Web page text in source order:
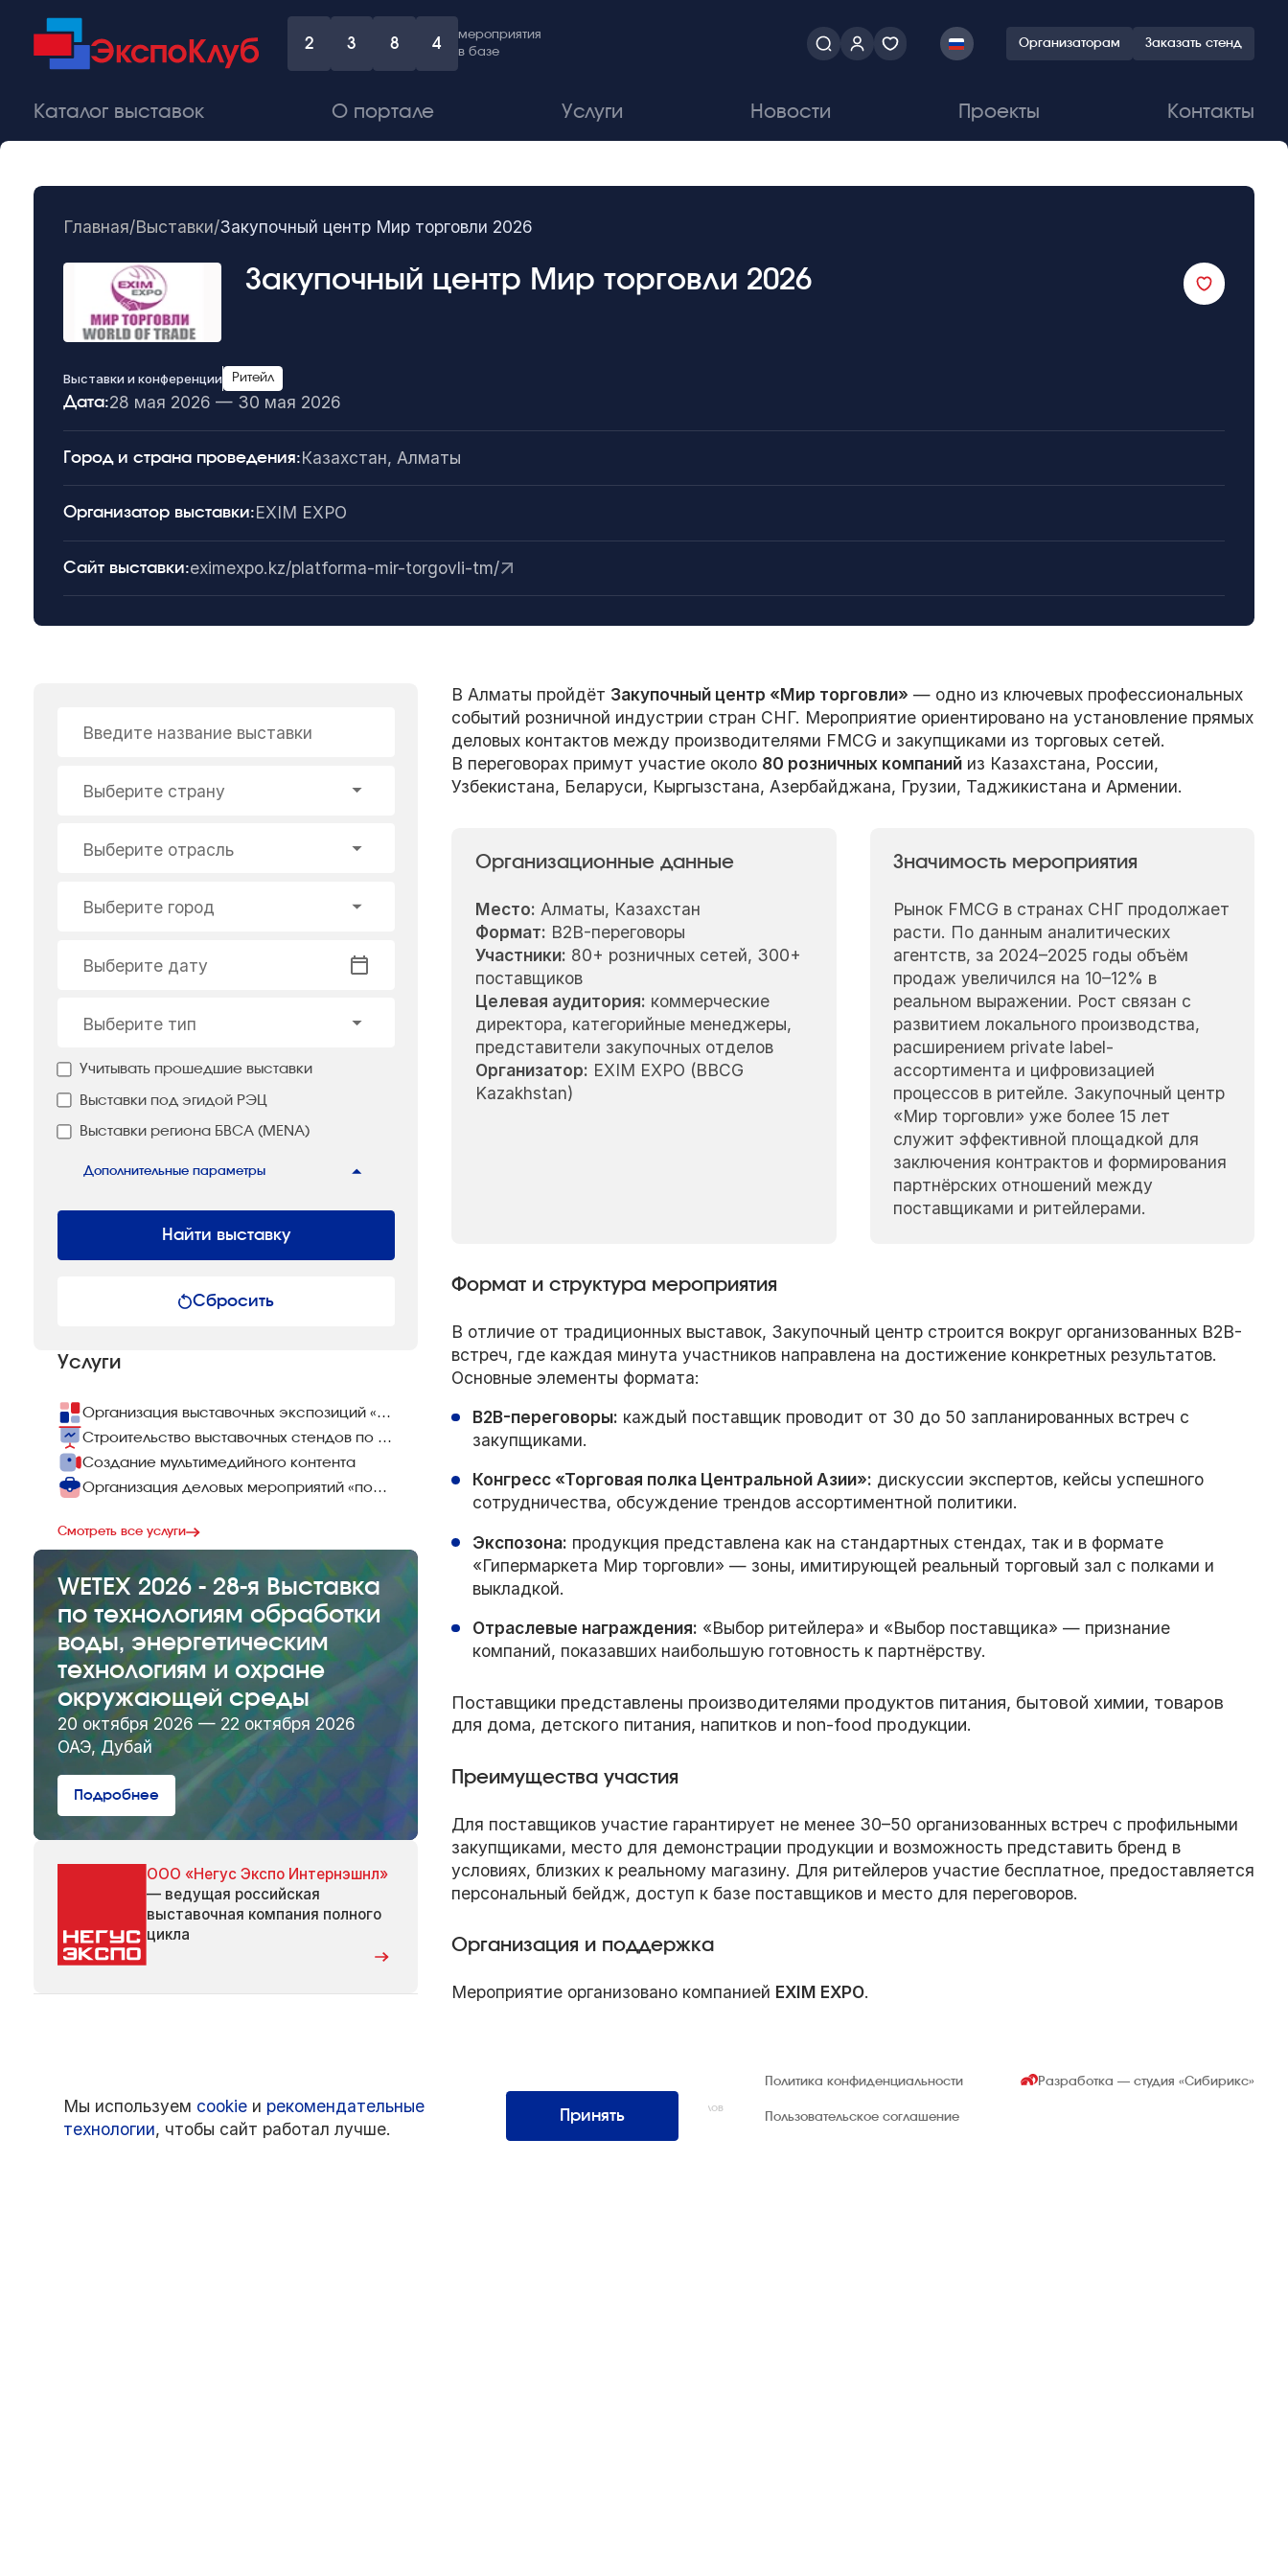
2 3 8 4
мероприятия
в базе
Организаторам Заказать стенд
Каталог выставок О портале Услуги Новости Проекты Контакты
Главная/Выставки/Закупочный центр Мир торговли 2026
Закупочный центр Мир торговли 2026
Выставки и конференции Ритейл
Дата:28 мая 2026 — 30 мая 2026
Город и страна проведения:Казахстан, Алматы
Организатор выставки:EXIM EXPO
Сайт выставки:eximexpo.kz/platforma-mir-torgovli-tm/
Введите название выставки
Выберите страну
Выберите отрасль
Выберите город
Выберите дату
Выберите тип
Учитывать прошедшие выставки
Выставки под эгидой РЭЦ
Выставки региона БВСА (MENA)
Дополнительные параметры
Найти выставку
Сбросить
Услуги
Организация выставочных экспозиций «под ключ»
Строительство выставочных стендов по всему миру
Создание мультимедийного контента
Организация деловых мероприятий «под ключ»
Смотреть все услуги
WETEX 2026 - 28-я Выставка
по технологиям обработки
воды, энергетическим
технологиям и охране
окружающей среды
20 октября 2026 — 22 октября 2026
ОАЭ, Дубай
Подробнее
ООО «Негус Экспо Интернэшнл»
— ведущая российская
выставочная компания полного
цикла
В Алматы пройдёт Закупочный центр «Мир торговли» — одно из ключевых профессиональных
событий розничной индустрии стран СНГ. Мероприятие ориентировано на установление прямых
деловых контактов между производителями FMCG и закупщиками из торговых сетей.
В переговорах примут участие около 80 розничных компаний из Казахстана, России,
Узбекистана, Беларуси, Кыргызстана, Азербайджана, Грузии, Таджикистана и Армении.
Организационные данные
Место: Алматы, Казахстан
Формат: B2B-переговоры
Участники: 80+ розничных сетей, 300+
поставщиков
Целевая аудитория: коммерческие
директора, категорийные менеджеры,
представители закупочных отделов
Организатор: EXIM EXPO (BBCG
Kazakhstan)
Значимость мероприятия
Рынок FMCG в странах СНГ продолжает
расти. По данным аналитических
агентств, за 2024–2025 годы объём
продаж увеличился на 10–12% в
реальном выражении. Рост связан с
развитием локального производства,
расширением private label-
ассортимента и цифровизацией
процессов в ритейле. Закупочный центр
«Мир торговли» уже более 15 лет
служит эффективной площадкой для
заключения контрактов и формирования
партнёрских отношений между
поставщиками и ритейлерами.
Формат и структура мероприятия
В отличие от традиционных выставок, Закупочный центр строится вокруг организованных B2B-
встреч, где каждая минута участников направлена на достижение конкретных результатов.
Основные элементы формата:
B2B-переговоры: каждый поставщик проводит от 30 до 50 запланированных встреч с
закупщиками.
Конгресс «Торговая полка Центральной Азии»: дискуссии экспертов, кейсы успешного
сотрудничества, обсуждение трендов ассортиментной политики.
Экспозона: продукция представлена как на стандартных стендах, так и в формате
«Гипермаркета Мир торговли» — зоны, имитирующей реальный торговый зал с полками и
выкладкой.
Отраслевые награждения: «Выбор ритейлера» и «Выбор поставщика» — признание
компаний, показавших наибольшую готовность к партнёрству.
Поставщики представлены производителями продуктов питания, бытовой химии, товаров
для дома, детского питания, напитков и non-food продукции.
Преимущества участия
Для поставщиков участие гарантирует не менее 30–50 организованных встреч с профильными
закупщиками, место для демонстрации продукции и возможность представить бренд в
условиях, близких к реальному магазину. Для ритейлеров участие бесплатное, предоставляется
персональный бейдж, доступ к базе поставщиков и место для переговоров.
Организация и поддержка
Мероприятие организовано компанией EXIM EXPO.
Интернэшнл»
Все права защищены. Использование материалов
возможно только со ссылкой на источник.
Политика конфиденциальности
Пользовательское соглашение
Разработка — студия«Сибирикс»
Мы используем cookie и рекомендательные
технологии, чтобы сайт работал лучше.
Принять